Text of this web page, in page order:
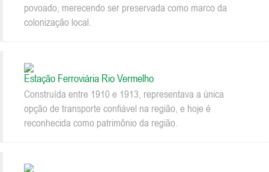
povoado, merecendo ser preservada como marco da
colonização local.
Estação Ferroviária Rio Vermelho
Construída entre 1910 e 1913, representava a única
opção de transporte confiável na região, e hoje é
reconhecida como patrimônio da região.